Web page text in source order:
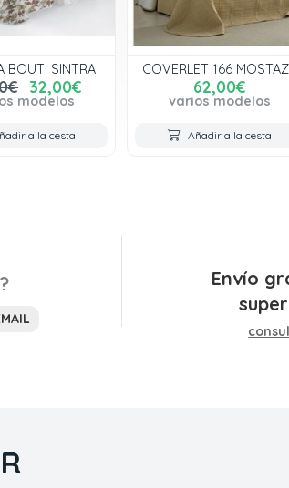
BOUTI SINTRA
32,00€
modelos
a la cesta
COVERLET 166
62,00€
varios modelos
Añadir a la cesta
Envío